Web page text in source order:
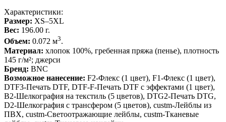
Характеристики:
Размер: XS–5XL
Вес: 196.00 г.
Объем: 0.072 м3.
Материал: хлопок 100%, гребенная пряжа (пенье), плотность
145 г/м²; джерси
Бренд: BNC
Возможное нанесение: F2-Флекс (1 цвет), F1-Флекс (1 цвет),
DTF3-Печать DTF, DTF-F-Печать DTF с эффектами (1 цвет),
B2-Шелкография на текстиль (5 цветов), DTG2-Печать DTG,
D2-Шелкография с трансфером (5 цветов), custm-Лейблы из
ПВХ, custm-Светоотражающие лейблы, custm-Тканевые